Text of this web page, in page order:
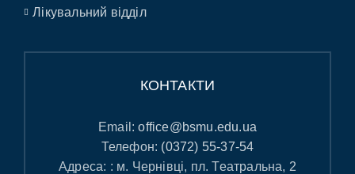
Лікувальний відділ
КОНТАКТИ
Email:office@bsmu.edu.ua
Телефон: (0372) 55-37-54
Адреса: : м. Чернівці, пл. Театральна, 2